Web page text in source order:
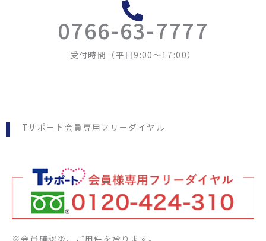
0766-63-7777
受付時間（平日9:00～17:00）
Tサポート会員専用フリーダイヤル